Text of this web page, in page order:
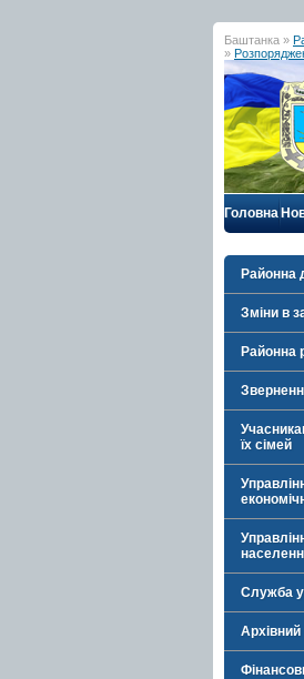
Баштанка »
»
Головна
Районна
Зміни в
Районна
їх сімей
Служба у
Архівний